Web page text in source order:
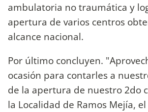
ambulatoria no traumática y
apertura de varios centros
alcance nacional.
Por último concluyen.
ocasión para contarles a
de la apertura de nuestro 2do
la Localidad de Ramos Mejía,